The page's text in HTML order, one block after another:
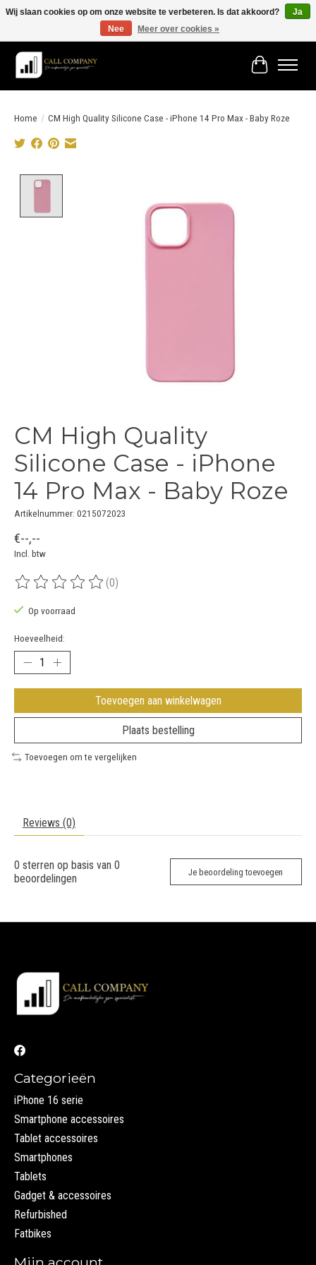
Vóór 19:00 besteld morgen in huis!
Winkelwagen
Home / CM High Quality Silicone Case - iPhone 14 Pro Max - Baby Roze
CM High Quality
Silicone Case - iPhone
14 Pro Max - Baby Roze
Artikelnummer: 0215072023
€--,--
Incl. btw
De beoordeling van dit product is
(0)
Op voorraad
Hoeveelheid:
Toevoegen aan winkelwagen
Plaats bestelling
Toevoegen om te vergelijken
Reviews (0)
0 sterren op basis van 0
beoordelingen
Je beoordeling toevoegen
Categorieën
iPhone 16 serie
Smartphone accessoires
Tablet accessoires
Smartphones
Tablets
Gadget & accessoires
Refurbished
Fatbikes
Wij slaan cookies op om onze website te verbeteren. Is dat akkoord?
Ja
Nee
Meer over cookies »